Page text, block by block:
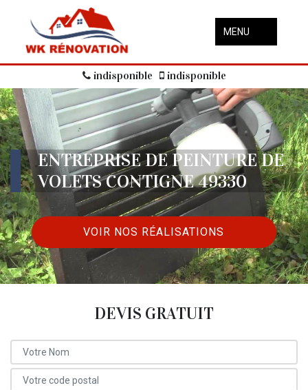
MENU
indisponible indisponible
ENTREPRISE DE PEINTURE DE
VOLETS CONTIGNE 49330
VOIR NOS RÉALISATIONS
DEVIS GRATUIT